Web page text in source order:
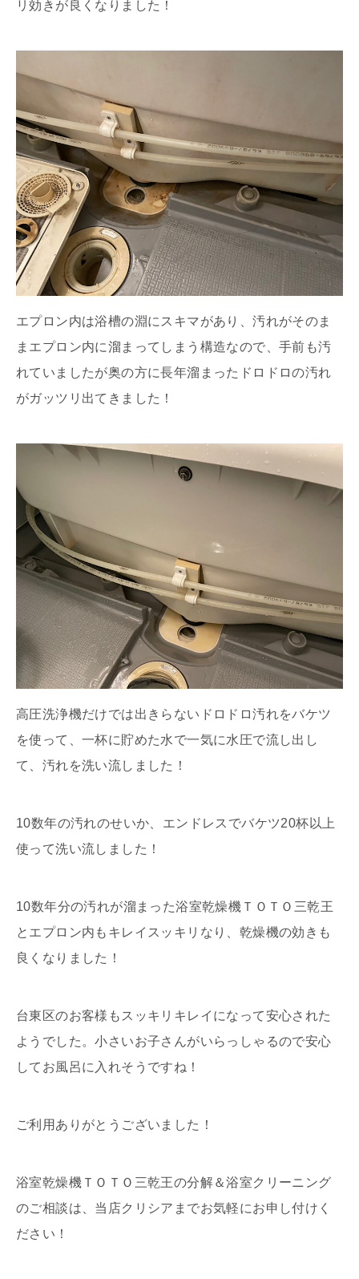
リ効きが良くなりました！
エプロン内は浴槽の淵にスキマがあり、汚れがそのま
まエプロン内に溜まってしまう構造なので、手前も汚
れていましたが奥の方に長年溜まったドロドロの汚れ
がガッツリ出てきました！
高圧洗浄機だけでは出きらないドロドロ汚れをバケツ
を使って、一杯に貯めた水で一気に水圧で流し出し
て、汚れを洗い流しました！
10数年の汚れのせいか、エンドレスでバケツ20杯以上
使って洗い流しました！
10数年分の汚れが溜まった浴室乾燥機ＴＯＴＯ三乾王
とエプロン内もキレイスッキリなり、乾燥機の効きも
良くなりました！
台東区のお客様もスッキリキレイになって安心された
ようでした。小さいお子さんがいらっしゃるので安心
してお風呂に入れそうですね！
ご利用ありがとうございました！
浴室乾燥機ＴＯＴＯ三乾王の分解＆浴室クリーニング
のご相談は、当店クリシアまでお気軽にお申し付けく
ださい！